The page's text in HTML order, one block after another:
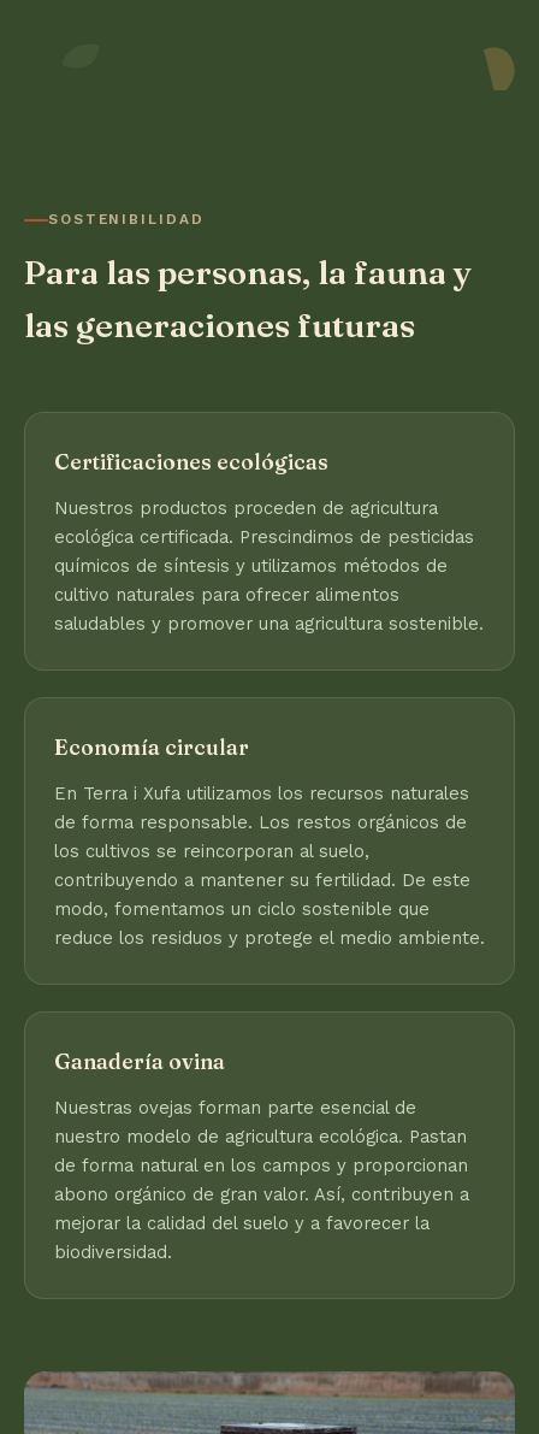
SOSTENIBILIDAD
Para las personas, la fauna y
las generaciones futuras
Certificaciones ecológicas
Nuestros productos proceden de agricultura
ecológica certificada. Prescindimos de pesticidas
químicos de síntesis y utilizamos métodos de
cultivo naturales para ofrecer alimentos
saludables y promover una agricultura sostenible.
Economía circular
En Terra i Xufa utilizamos los recursos naturales
de forma responsable. Los restos orgánicos de
los cultivos se reincorporan al suelo,
contribuyendo a mantener su fertilidad. De este
modo, fomentamos un ciclo sostenible que
reduce los residuos y protege el medio ambiente.
Ganadería ovina
Nuestras ovejas forman parte esencial de
nuestro modelo de agricultura ecológica. Pastan
de forma natural en los campos y proporcionan
abono orgánico de gran valor. Así, contribuyen a
mejorar la calidad del suelo y a favorecer la
biodiversidad.